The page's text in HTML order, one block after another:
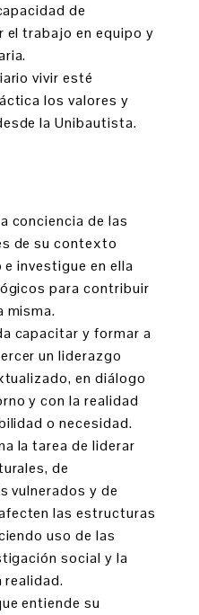
de
el trabajo en equipo y
vivir esté
los valores y
la Unibautista.
conciencia de las
de su contexto
investigue en ella
para contribuir
misma.
capacitar y formar a
un liderazgo
en diálogo
y con la realidad
o necesidad.
la tarea de liderar
de
vulnerados y de
las estructuras
uso de las
social y la
entiende su